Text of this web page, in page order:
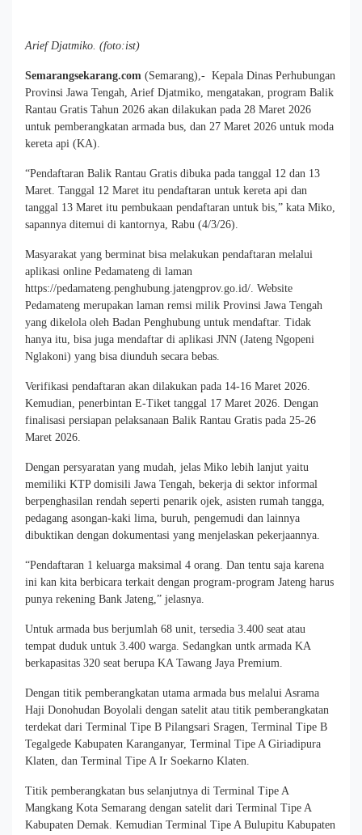
Arief Djatmiko. (foto:ist)
Semarangsekarang.com (Semarang),- Kepala Dinas Perhubungan
Provinsi Jawa Tengah, Arief Djatmiko, mengatakan, program Balik
Rantau Gratis Tahun 2026 akan dilakukan pada 28 Maret 2026
untuk pemberangkatan armada bus, dan 27 Maret 2026 untuk moda
kereta api (KA).
“Pendaftaran Balik Rantau Gratis dibuka pada tanggal 12 dan 13
Maret. Tanggal 12 Maret itu pendaftaran untuk kereta api dan
tanggal 13 Maret itu pembukaan pendaftaran untuk bis,” kata Miko,
sapannya ditemui di kantornya, Rabu (4/3/26).
Masyarakat yang berminat bisa melakukan pendaftaran melalui
aplikasi online Pedamateng di laman
https://pedamateng.penghubung.jatengprov.go.id/. Website
Pedamateng merupakan laman remsi milik Provinsi Jawa Tengah
yang dikelola oleh Badan Penghubung untuk mendaftar. Tidak
hanya itu, bisa juga mendaftar di aplikasi JNN (Jateng Ngopeni
Nglakoni) yang bisa diunduh secara bebas.
Verifikasi pendaftaran akan dilakukan pada 14-16 Maret 2026.
Kemudian, penerbintan E-Tiket tanggal 17 Maret 2026. Dengan
finalisasi persiapan pelaksanaan Balik Rantau Gratis pada 25-26
Maret 2026.
Dengan persyaratan yang mudah, jelas Miko lebih lanjut yaitu
memiliki KTP domisili Jawa Tengah, bekerja di sektor informal
berpenghasilan rendah seperti penarik ojek, asisten rumah tangga,
pedagang asongan-kaki lima, buruh, pengemudi dan lainnya
dibuktikan dengan dokumentasi yang menjelaskan pekerjaannya.
“Pendaftaran 1 keluarga maksimal 4 orang. Dan tentu saja karena
ini kan kita berbicara terkait dengan program-program Jateng harus
punya rekening Bank Jateng,” jelasnya.
Untuk armada bus berjumlah 68 unit, tersedia 3.400 seat atau
tempat duduk untuk 3.400 warga. Sedangkan untk armada KA
berkapasitas 320 seat berupa KA Tawang Jaya Premium.
Dengan titik pemberangkatan utama armada bus melalui Asrama
Haji Donohudan Boyolali dengan satelit atau titik pemberangkatan
terdekat dari Terminal Tipe B Pilangsari Sragen, Terminal Tipe B
Tegalgede Kabupaten Karanganyar, Terminal Tipe A Giriadipura
Klaten, dan Terminal Tipe A Ir Soekarno Klaten.
Titik pemberangkatan bus selanjutnya di Terminal Tipe A
Mangkang Kota Semarang dengan satelit dari Terminal Tipe A
Kabupaten Demak. Kemudian Terminal Tipe A Bulupitu Kabupaten